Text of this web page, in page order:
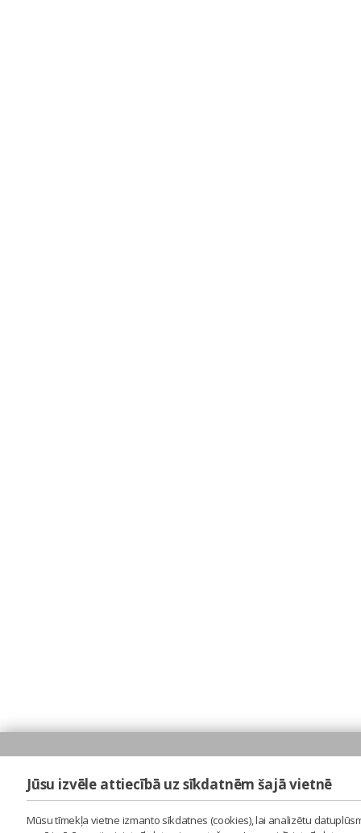
Jūsu izvēle attiecībā uz sīkdatnēm šajā vietnē
Mūsu tīmekļa vietne izmanto sīkdatnes (cookies), lai analizētu